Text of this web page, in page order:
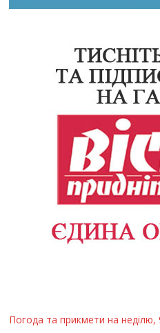
Погода та прикмети на неділю,